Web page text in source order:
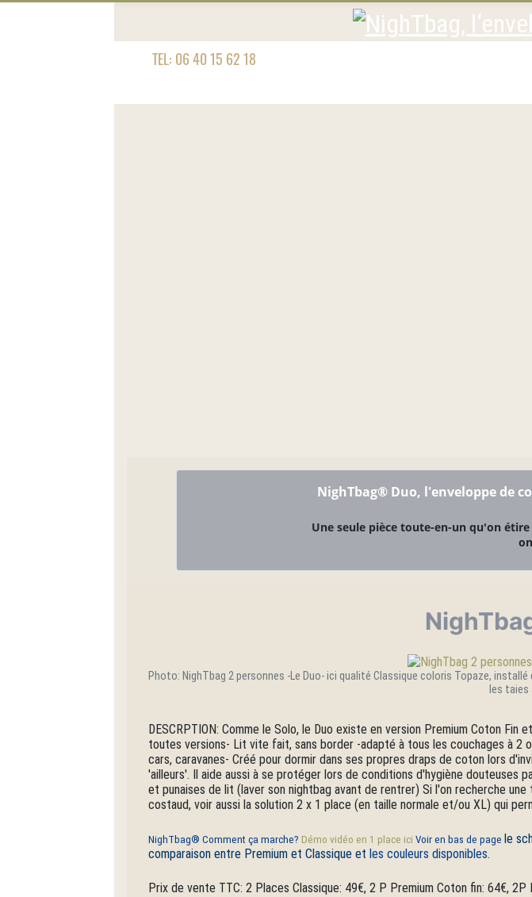
TEL: 06 40 15 62 18
NighTbag® Duo, l'enveloppe de
Une seule pièce toute-en-un qu'on
Photo: NighTbag 2 personnes -Le Duo- ici qualité Classique coloris Topaze,
les
DESCRPTION: Comme le Solo, le Duo existe en version Premium Coton
toutes versions- Lit vite fait, sans border -adapté à tous les couchages à 2
cars, caravanes- Créé pour dormir dans ses propres draps de coton lors
'ailleurs'. Il aide aussi à se protéger lors de conditions d'hygiène douteuses
et punaises de lit (laver son nightbag avant de rentrer) Si l'on recherche
costaud, voir aussi la solution 2 x 1 place (en taille normale et/ou XL) qui
NighTbag® Comment ça marche? Démo vidéo en 1 place ici Voir en bas de page le
comparaison entre Premium et Classique et les couleurs disponibles.
Prix de vente TTC: 2 Places Classique: 49€, 2 P Premium Coton fin: 64€,